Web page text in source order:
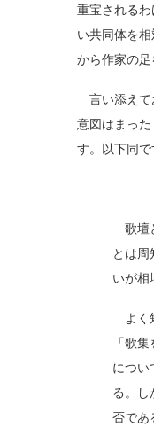
重宝される
い共同体を
から作家の足
言い添えて
意図はまっ
す。以下同で
歌壇
とは
いが相
よく
「歌
につい
る。し
否であ